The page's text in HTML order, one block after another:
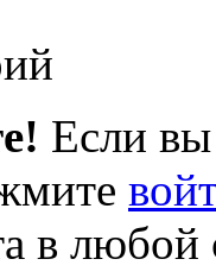
Если вы
в любой